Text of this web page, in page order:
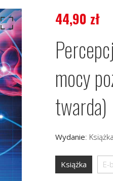
44,90 zł
mocy
twarda)
Wydanie: Książka
Książka E-